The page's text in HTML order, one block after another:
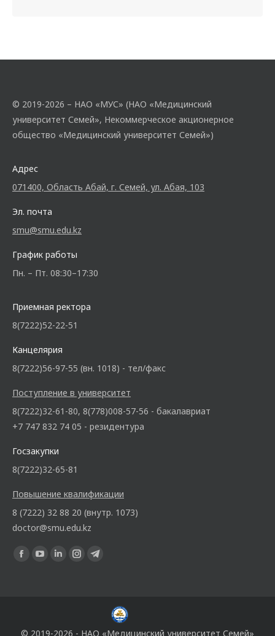
© 2019-2026 – НАО «МУС» (НАО «Медицинский
университет Семей», Некоммерческое акционерное
общество «Медицинский университет Семей»)
Адрес
071400, Область Абай, г. Семей, ул. Абая, 103
Эл. почта
smu@smu.edu.kz
График работы
Пн. – Пт. 08:30–17:30
Приемная ректора
8(7222)52-22-51
Канцелярия
8(7222)56-97-55 (вн. 1018) - тел/факс
Поступление в университет
8(7222)32-61-80, 8(778)008-57-56 - бакалавриат
+7 747 832 74 05 - резидентура
Госзакупки
8(7222)32-65-81
Повышение квалификации
8 (7222) 32 88 20 (внутр. 1073)
doctor@smu.edu.kz
Ищите нас:
© 2019-2026 - НАО «Медицинский университет Семей»